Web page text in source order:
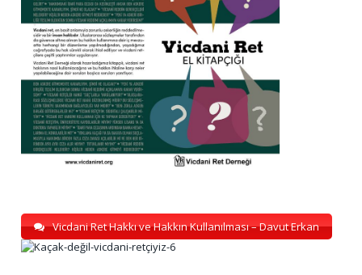
Vicdani Ret Hakkı ve Hakkın Kullanılması – Davut Erkan